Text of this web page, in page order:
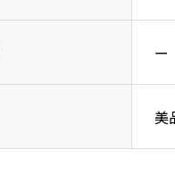
ー
美